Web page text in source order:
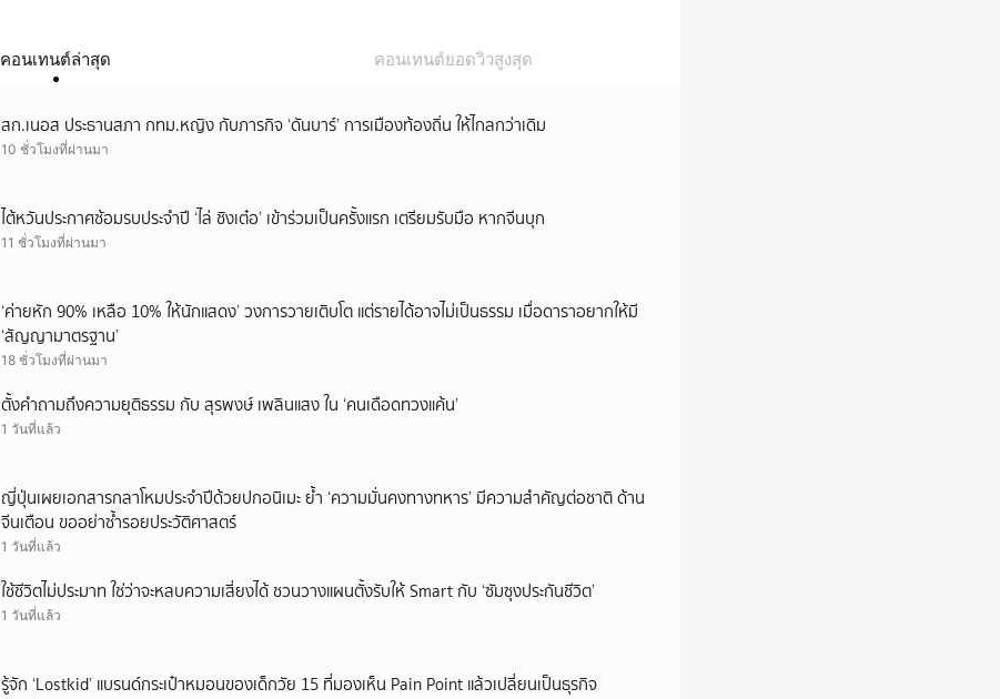
คอนเทนต์ล่าสุด คอนเทนต์ยอดวิวสูงสุด
สก.เนอส ประธานสภา กทม.หญิง กับภารกิจ ‘ดันบาร์’ การเมืองท้องถิ่น ให้ไกลกว่าเดิม
10 ชั่วโมงที่ผ่านมา
ไต้หวันประกาศซ้อมรบประจำปี ‘ไล่ ชิงเต๋อ’ เข้าร่วมเป็นครั้งแรก เตรียมรับมือ หากจีนบุก
11 ชั่วโมงที่ผ่านมา
‘ค่ายหัก 90% เหลือ 10% ให้นักแสดง’ วงการวายเติบโต แต่รายได้อาจไม่เป็นธรรม เมื่อดาราอยากให้มี
‘สัญญามาตรฐาน’
18 ชั่วโมงที่ผ่านมา
ตั้งคำถามถึงความยุติธรรม กับ สุรพงษ์ เพลินแสง ใน ‘คนเดือดทวงแค้น’
1 วันที่แล้ว
ญี่ปุ่นเผยเอกสารกลาโหมประจำปีด้วยปกอนิเมะ ย้ำ ‘ความมั่นคงทางทหาร’ มีความสำคัญต่อชาติ ด้าน
จีนเตือน ขออย่าซ้ำรอยประวัติศาสตร์
1 วันที่แล้ว
ใช้ชีวิตไม่ประมาท ใช่ว่าจะหลบความเสี่ยงได้ ชวนวางแผนตั้งรับให้ Smart กับ ‘ซัมซุงประกันชีวิต’
1 วันที่แล้ว
รู้จัก ‘Lostkid’ แบรนด์กระเป๋าหมอนของเด็กวัย 15 ที่มองเห็น Pain Point แล้วเปลี่ยนเป็นธุรกิจ